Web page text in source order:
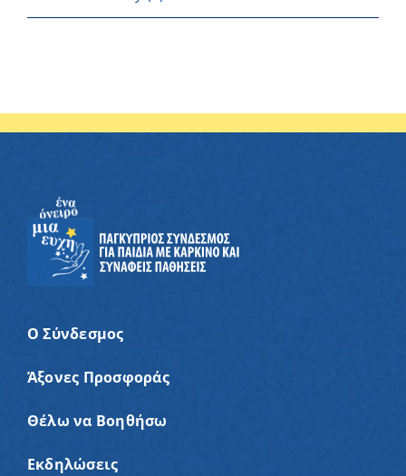
Ο Σύνδεσμος
Άξονες Προσφοράς
Θέλω να Βοηθήσω
Εκδηλώσεις